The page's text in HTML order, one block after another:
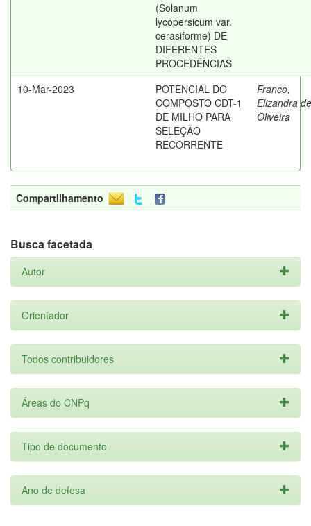
(Solanum
lycopersicum var.
cerasiforme) DE
DIFERENTES
PROCEDÊNCIAS
10-Mar-2023
POTENCIAL DO
COMPOSTO CDT-1
DE MILHO PARA
SELEÇÃO
RECORRENTE
Franco,
Elizandra de
Oliveira
Compartilhamento
Busca facetada
Autor
Orientador
Todos contribuidores
Áreas do CNPq
Tipo de documento
Ano de defesa